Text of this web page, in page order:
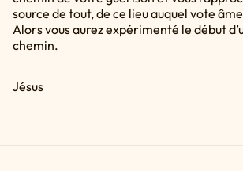
source de tout, de ce lieu auquel vote
Alors vous aurez expérimenté le début
chemin.
Jésus